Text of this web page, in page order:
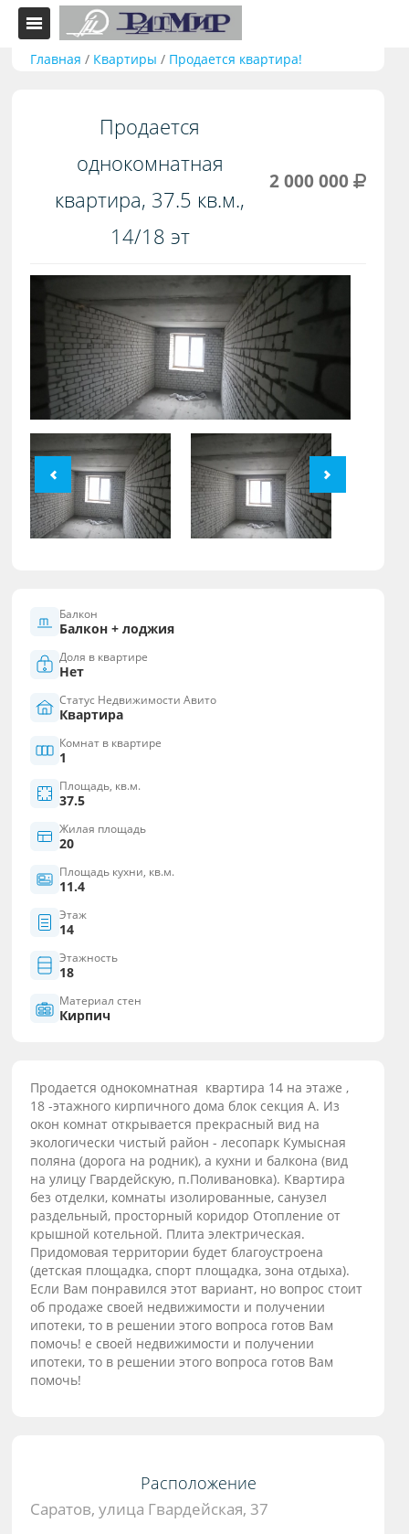
Главная / Квартиры / Продается квартира!
Продается
однокомнатная
квартира, 37.5 кв.м.,
14/18 эт
2 000 000
Балкон
Балкон + лоджия
Доля в квартире
Нет
Статус Недвижимости Авито
Квартира
Комнат в квартире
1
Площадь, кв.м.
37.5
Жилая площадь
20
Площадь кухни, кв.м.
11.4
Этаж
14
Этажность
18
Материал стен
Кирпич
Продается однокомнатная квартира 14 на этаже ,
18 -этажного кирпичного дома блок секция А. Из
окон комнат открывается прекрасный вид на
экологически чистый район - лесопарк Кумысная
поляна (дорога на родник), а кухни и балкона (вид
на улицу Гвардейскую, п.Поливановка). Квартира
без отделки, комнаты изолированные, санузел
раздельный, просторный коридор Отопление от
крышной котельной. Плита электрическая.
Придомовая территории будет благоустроена
(детская площадка, спорт площадка, зона отдыха).
Если Вам понравился этот вариант, но вопрос стоит
об продаже своей недвижимости и получении
ипотеки, то в решении этого вопроса готов Вам
помочь! е своей недвижимости и получении
ипотеки, то в решении этого вопроса готов Вам
помочь!
Расположение
Саратов, улица Гвардейская, 37